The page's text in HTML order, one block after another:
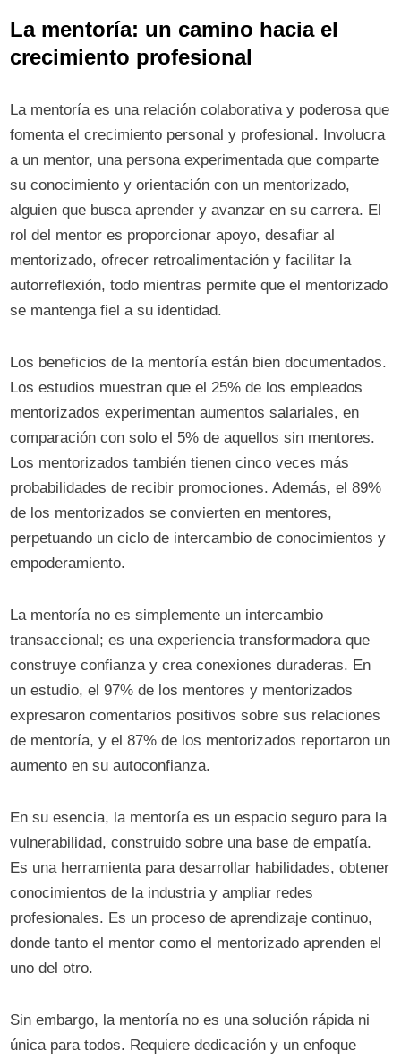
La mentoría: un camino hacia el
crecimiento profesional
La mentoría es una relación colaborativa y poderosa que
fomenta el crecimiento personal y profesional. Involucra
a un mentor, una persona experimentada que comparte
su conocimiento y orientación con un mentorizado,
alguien que busca aprender y avanzar en su carrera. El
rol del mentor es proporcionar apoyo, desafiar al
mentorizado, ofrecer retroalimentación y facilitar la
autorreflexión, todo mientras permite que el mentorizado
se mantenga fiel a su identidad.
Los beneficios de la mentoría están bien documentados.
Los estudios muestran que el 25% de los empleados
mentorizados experimentan aumentos salariales, en
comparación con solo el 5% de aquellos sin mentores.
Los mentorizados también tienen cinco veces más
probabilidades de recibir promociones. Además, el 89%
de los mentorizados se convierten en mentores,
perpetuando un ciclo de intercambio de conocimientos y
empoderamiento.
La mentoría no es simplemente un intercambio
transaccional; es una experiencia transformadora que
construye confianza y crea conexiones duraderas. En
un estudio, el 97% de los mentores y mentorizados
expresaron comentarios positivos sobre sus relaciones
de mentoría, y el 87% de los mentorizados reportaron un
aumento en su autoconfianza.
En su esencia, la mentoría es un espacio seguro para la
vulnerabilidad, construido sobre una base de empatía.
Es una herramienta para desarrollar habilidades, obtener
conocimientos de la industria y ampliar redes
profesionales. Es un proceso de aprendizaje continuo,
donde tanto el mentor como el mentorizado aprenden el
uno del otro.
Sin embargo, la mentoría no es una solución rápida ni
única para todos. Requiere dedicación y un enfoque